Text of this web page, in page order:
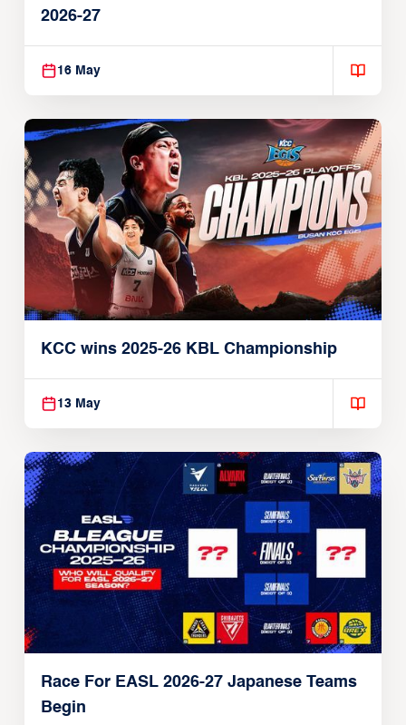
2026-27
16 May
KCC wins 2025-26 KBL Championship
13 May
Race For EASL 2026-27 Japanese Teams
Begin